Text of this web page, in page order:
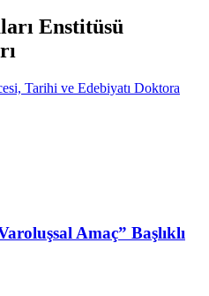
Enstitüsü
Tarihi ve Edebiyatı Doktora
Amaç” Başlıklı